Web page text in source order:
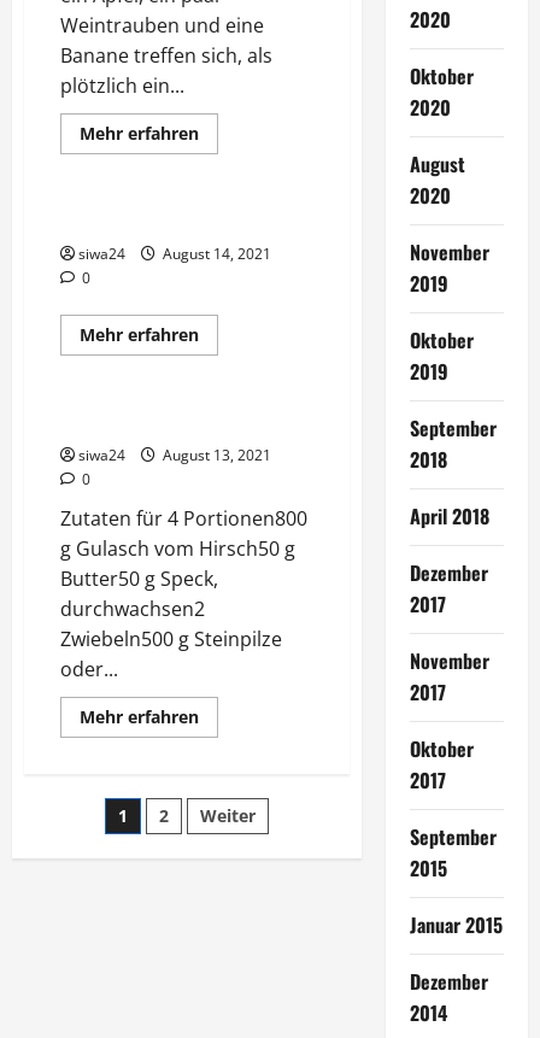
Weintrauben und eine
Banane treffen sich, als
plötzlich ein...
Mehr erfahrenMehr
Informationen
Gesunde Ernährung
siwa24
August 14, 2021
0
Mehr erfahrenMehr
Informationen
Uncategorized
siwa24
August 13, 2021
0
Zutaten für 4 Portionen800
g Gulasch vom Hirsch50 g
Butter50 g Speck,
durchwachsen2
Zwiebeln500 g Steinpilze
oder...
Mehr erfahrenMehr
Informationen
Seitennummerierung
der
1 2 Weiter
2020
Oktober
2020
August
2020
November
2019
Oktober
2019
September
2018
April 2018
Dezember
2017
November
2017
Oktober
2017
September
2015
Januar 2015
Dezember
2014